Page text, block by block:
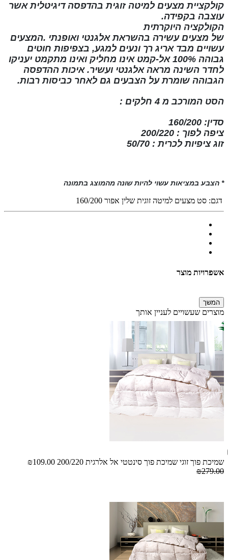
קולקציית מצעים למיטה זוגית בהדפסה דיגיטליתאשר
עוצבה בקפידה.
הקולקציה היוקרתית
של מצעים עשירה בהשראתאלגנטי ואופנתי .המצעים
עשויים מבד אריג רך ונעים למגע, בצפיפות חוטים
גבוהה 100% אל-קמט אינו מחליק ואינו מתקמט יעניקו
לחדר השינה מראה אלגנטי ועשיר. איכות ההדפסה
הגבוהה שומרת על הצבעים גם לאחר כביסות רבות.
הסט המורכב מ 4 חלקים :
סדין: 160/200
ציפה לפוך : 200/220
זוג ציפיות לכרית : 50/70
* הצבע במציאות עשוי להיות שונה מהמוצג בתמונה
דגם: סט מצעים למיטה זוגית שלין אפור 160/200
אשפרויות מוצר
המשך
מוצרים שעשויים לעניין אותך
שמיכת פוך זוגי שמיכת פוך סינטטי אל אלרגית 200/220
₪109.00
₪279.00